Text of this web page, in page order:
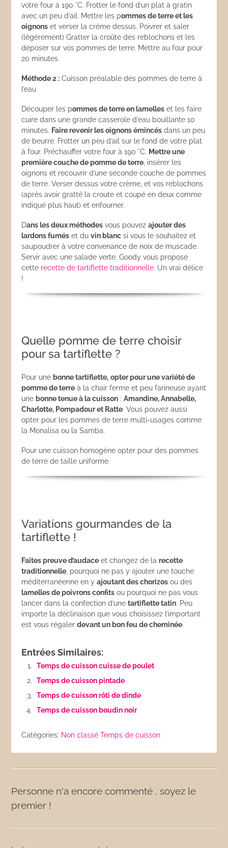
votre four à 190 °C. Frotter le fond d’un plat à gratin
avec un peu d’ail. Mettre les pommes de terre et les
oignons et verser la crème dessus. Poivrer et saler
(légèrement) Gratter la croûte des reblochons et les
déposer sur vos pommes de terre. Mettre au four pour
20 minutes.
Méthode 2 : Cuisson préalable des pommes de terre à
l’eau
Découper les pommes de terre en lamelles et les faire
cuire dans une grande casserole d’eau bouillante 10
minutes. Faire revenir les oignons émincés dans un peu
de beurre. Frotter un peu d’ail sur le fond de votre plat
à four. Préchauffer votre four à 190 °C. Mettre une
première couche de pomme de terre , insérer les
oignons et recouvrir d’une seconde couche de pommes
de terre. Verser dessus votre crème, et vos reblochons
(après avoir gratté la croute et coupé en deux comme
indiqué plus haut) et enfourner.
Dans les deux méthodes vous pouvezajouter des
lardons fumés et duvin blanc si vous le souhaitez et
saupoudrer à votre convenance de noix de muscade.
Servir avec une salade verte. Goody vous propose
cette recette de tartiflette traditionnelle. Un vrai délice
!
Quelle pomme de terre choisir
pour sa tartiflette ?
Pour une bonne tartiflette, opter pour une variété de
pomme de terre à la chair ferme et peu farineuse ayant
une bonne tenue à la cuisson :Amandine, Annabelle,
Charlotte, Pompadour et Ratte. Vous pouvez aussi
opter pour les pommes de terre multi-usages comme
la Monalisa ou la Samba.
Pour une cuisson homogène opter pour des pommes
de terre de taille uniforme.
Variations gourmandes de la
tartiflette !
Faites preuve d’audace et changez de larecette
traditionnelle , pourquoi ne pas y ajouter une touche
méditerranéenne en yajoutant des chorizos ou des
lamelles de poivrons confits ou pourquoi ne pas vous
lancer dans la confection d’unetartiflette tatin. Peu
importe la déclinaison que vous choisissez l’important
est vous régalerdevant un bon feu de cheminée.
Entrées Similaires:
Temps de cuisson cuisse de poulet
Temps de cuisson pintade
Temps de cuisson rôti de dinde
Temps de cuisson boudin noir
Catégories: Non classé Temps de cuisson
Personne n'a encore commenté , soyez le
premier !